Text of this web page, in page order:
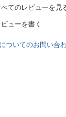
てのレビューを見
ューを書く
ついてのお問い合